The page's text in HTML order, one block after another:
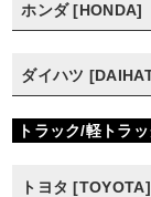
ホンダ [HONDA]
ダイハツ
トラック/軽トラ
トヨタ [TOYOTA]